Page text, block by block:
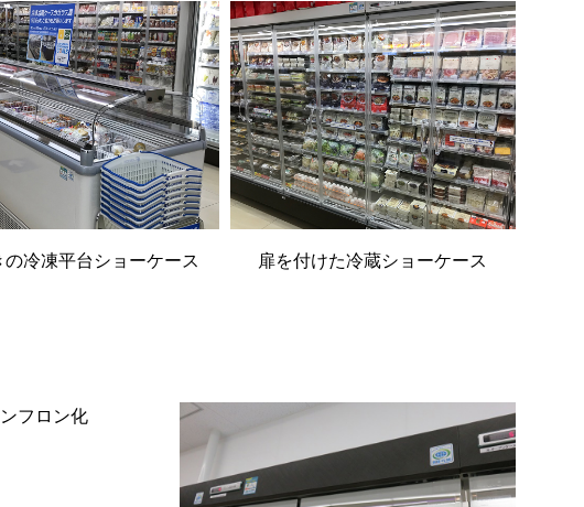
の冷凍平台ショーケース 扉を付けた冷蔵ショーケース
フロン化